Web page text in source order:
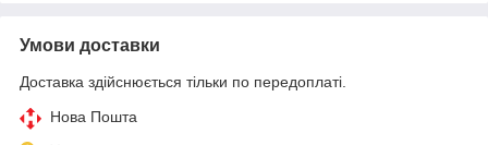
Умови доставки
Доставка здійснюється тільки по передоплаті.
Нова Пошта